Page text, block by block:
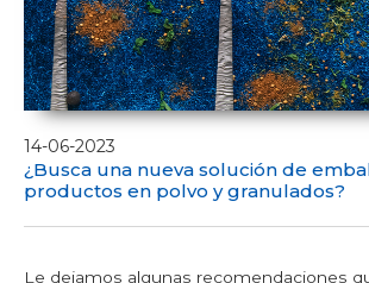
14-06-2023
¿Busca una nueva solución de
productos en polvo y granulados?
Le dejamos algunas recomendaciones